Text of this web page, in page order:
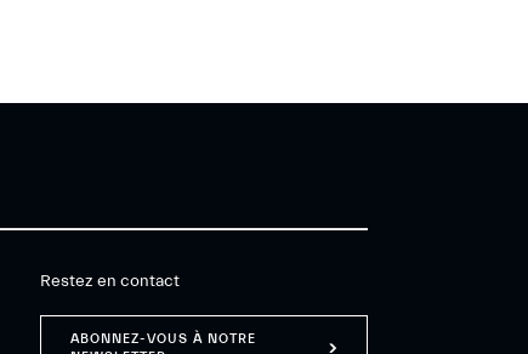
Restez en contact
ABONNEZ-VOUS À NOTRE